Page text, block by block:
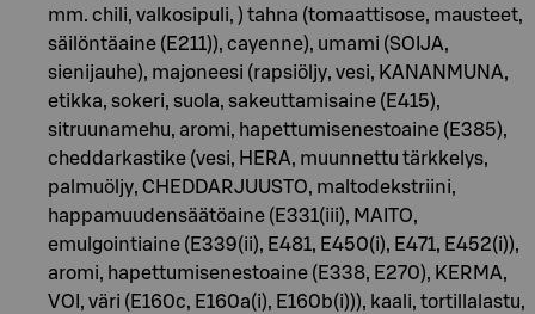
mm. chili, valkosipuli, ) tahna (tomaattisose, mausteet,
säilöntäaine (E211)), cayenne), umami (SOIJA,
sienijauhe), majoneesi (rapsiöljy, vesi, KANANMUNA,
etikka, sokeri, suola, sakeuttamisaine (E415),
sitruunamehu, aromi, hapettumisenestoaine (E385),
cheddarkastike (vesi, HERA, muunnettu tärkkelys,
palmuöljy, CHEDDARJUUSTO, maltodekstriini,
happamuudensäätöaine (E331(iii), MAITO,
emulgointiaine (E339(ii), E481, E450(i), E471, E452(i)),
aromi, hapettumisenestoaine (E338, E270), KERMA,
VOI, väri (E160c, E160a(i), E160b(i))), kaali, tortillalastu,